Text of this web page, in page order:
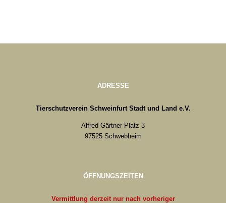
ADRESSE
Tierschutzverein Schweinfurt Stadt und Land e.V.
Alfred-Gärtner-Platz 3
97525 Schwebheim
ÖFFNUNGSZEITEN
Vermittlung derzeit nur nach vorheriger